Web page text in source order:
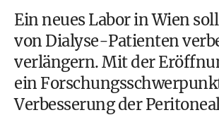
Ein neues Labor in Wien
von Dialyse-Patienten
verlängern. Mit der
ein
Verbesserung der